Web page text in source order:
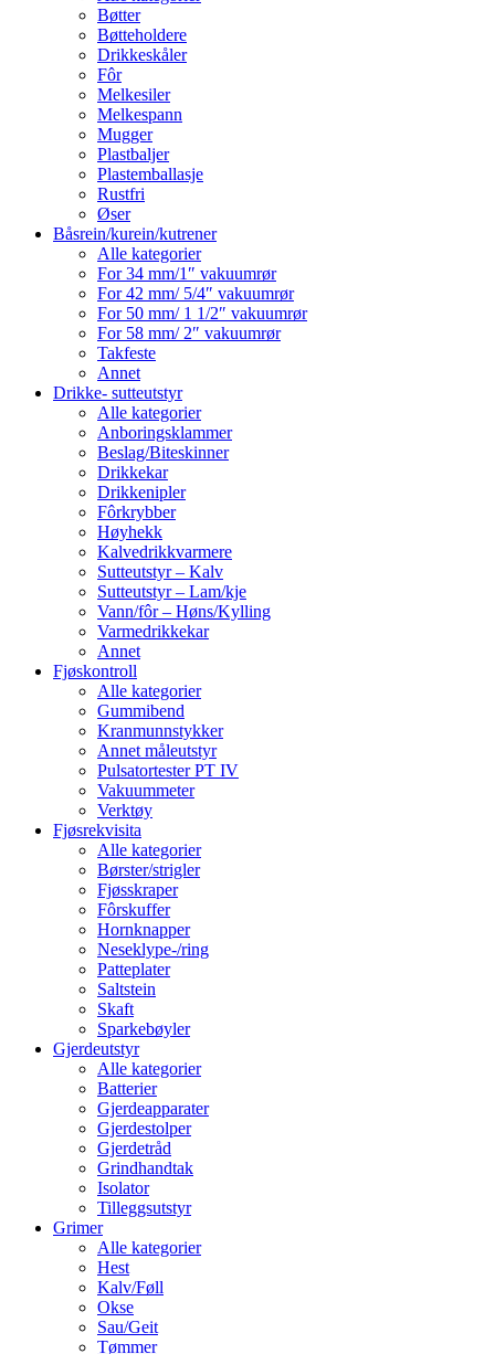
Bøtter
Bøtteholdere
Drikkeskåler
Fôr
Melkesiler
Melkespann
Mugger
Plastbaljer
Plastemballasje
Rustfri
Øser
Båsrein/kurein/kutrener
Alle kategorier
For 34 mm/1″ vakuumrør
For 42 mm/ 5/4″ vakuumrør
For 50 mm/ 1 1/2″ vakuumrør
For 58 mm/ 2″ vakuumrør
Takfeste
Annet
Drikke- sutteutstyr
Alle kategorier
Anboringsklammer
Beslag/Biteskinner
Drikkekar
Drikkenipler
Fôrkrybber
Høyhekk
Kalvedrikkvarmere
Sutteutstyr – Kalv
Sutteutstyr – Lam/kje
Vann/fôr – Høns/Kylling
Varmedrikkekar
Annet
Fjøskontroll
Alle kategorier
Gummibend
Kranmunnstykker
Annet måleutstyr
Pulsatortester PT IV
Vakuummeter
Verktøy
Fjøsrekvisita
Alle kategorier
Børster/strigler
Fjøsskraper
Fôrskuffer
Hornknapper
Neseklype-/ring
Patteplater
Saltstein
Skaft
Sparkebøyler
Gjerdeutstyr
Alle kategorier
Batterier
Gjerdeapparater
Gjerdestolper
Gjerdetråd
Grindhandtak
Isolator
Tilleggsutstyr
Grimer
Alle kategorier
Hest
Kalv/Føll
Okse
Sau/Geit
Tømmer